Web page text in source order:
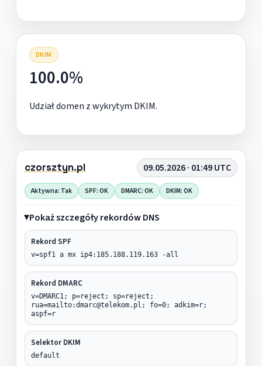
DKIM
100.0%
Udział domen z wykrytym DKIM.
czorsztyn.pl 09.05.2026 · 01:49 UTC
Aktywna: Tak SPF: OK DMARC: OK DKIM: OK
Pokaż szczegóły rekordów DNS
Rekord SPF
v=spf1 a mx ip4:185.188.119.163 -all
Rekord DMARC
v=DMARC1; p=reject; sp=reject;
rua=mailto:dmarc@telekom.pl; fo=0; adkim=r;
aspf=r
Selektor DKIM
default